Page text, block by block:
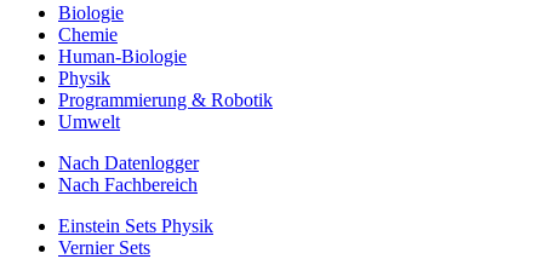
Biologie
Chemie
Human-Biologie
Physik
Programmierung & Robotik
Umwelt
Nach Datenlogger
Nach Fachbereich
Einstein Sets Physik
Vernier Sets